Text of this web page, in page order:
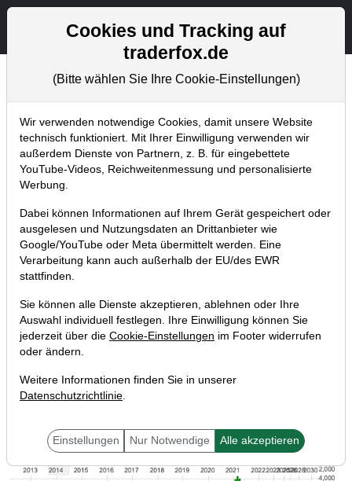
Aktien- und Artikelsuche
Chartanalysen
Home Blog Chartanalysen
Chartanalyse Micron Technology:
Aktie schockt die Branche! Jetzt raus
aus der Chip-Aktie?
02.07.2022 um 13:44 Uhr | P. Uhlschmied
Cookies und Tracking auf
traderfox.de
(Bitte wählen Sie Ihre Cookie-Einstellungen)
Wir verwenden notwendige Cookies, damit unsere Website
technisch funktioniert. Mit Ihrer Einwilligung verwenden wir
außerdem Dienste von Partnern, z. B. für eingebettete
YouTube-Videos, Reichweitenmessung und personalisierte
Werbung.
Dabei können Informationen auf Ihrem Gerät gespeichert oder
ausgelesen und Nutzungsdaten an Drittanbieter wie
Google/YouTube oder Meta übermittelt werden. Eine
Verarbeitung kann auch außerhalb der EU/des EWR
stattfinden.
Sie können alle Dienste akzeptieren, ablehnen oder Ihre
Auswahl individuell festlegen. Ihre Einwilligung können Sie
jederzeit über die Cookie-Einstellungen im Footer widerrufen
oder ändern.
Weitere Informationen finden Sie in unserer
Datenschutzrichtlinie.
Einstellungen Nur Notwendige Alle akzeptieren